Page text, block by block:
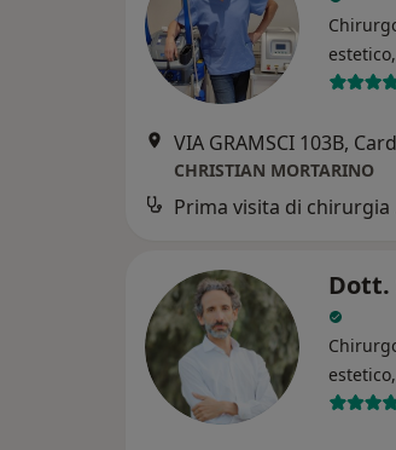
VIA GRAMSCI 103B,
CHRISTIAN MORTARINO
Dott.